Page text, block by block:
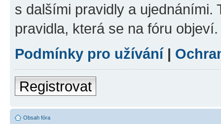
s dalšími pravidly a ujednáními.
pravidla, která se na fóru objeví.
Podmínky pro užívání|
Registrovat
Obsah fóra